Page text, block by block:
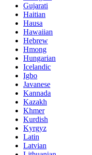
Gujarati
Haitian
Hausa
Hawaiian
Hebrew
Hmong
Hungarian
Icelandic
Igbo
Javanese
Kannada
Kazakh
Khmer
Kurdish
Kyrgyz
Latin
Latvian